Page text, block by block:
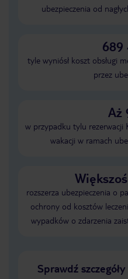
ubezpieczenia od
689
tyle wyniósł koszt obsługi
przez
Aż
w przypadku tylu rezerwacji
wakacji w ramach
rozszerza ubezpieczenia o
ochrony od kosztów
wypadków o zdarzenia
Sprawdź